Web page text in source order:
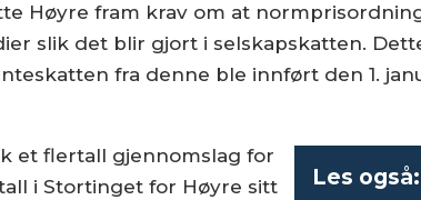
Høyre fram krav om at
slik det blir gjort i selskapskatten.
fra denne ble innført den 1.
Les også:
et flertall gjennomslag for
i Stortinget for Høyre sitt